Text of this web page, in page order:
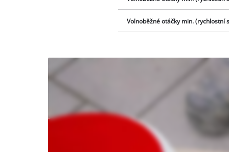
Volnoběžné otáčky min. (rychlostní
K načtení
služby
Youtube
potřebujeme